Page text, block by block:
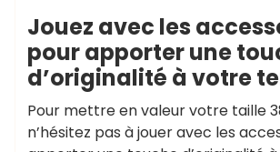
Jouez avec les
pour apporter une
d’originalité à votre
Pour mettre en valeur votre taille
n’hésitez pas à jouer avec les